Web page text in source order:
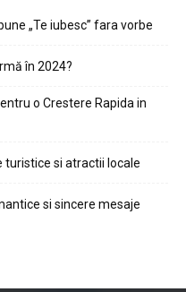
„Te iubesc” fara vorbe
în 2024?
o Crestere Rapida in
turistice si atractii locale
si sincere mesaje